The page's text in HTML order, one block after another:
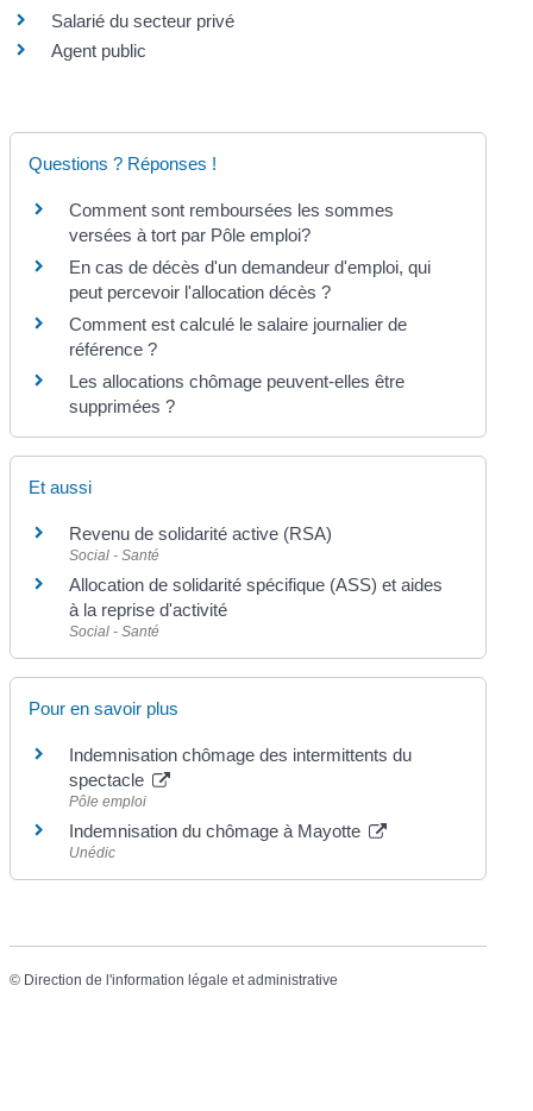
Salarié du secteur privé
Agent public
Questions ? Réponses !
Comment sont remboursées les sommes
versées à tort par Pôle emploi?
En cas de décès d'un demandeur d'emploi, qui
peut percevoir l'allocation décès ?
Comment est calculé le salaire journalier de
référence ?
Les allocations chômage peuvent-elles être
supprimées ?
Et aussi
Revenu de solidarité active (RSA)
Social - Santé
Allocation de solidarité spécifique (ASS) et aides
à la reprise d'activité
Social - Santé
Pour en savoir plus
Indemnisation chômage des intermittents du
spectacle
Pôle emploi
Indemnisation du chômage à Mayotte
Unédic
© Direction de l'information légale et administrative